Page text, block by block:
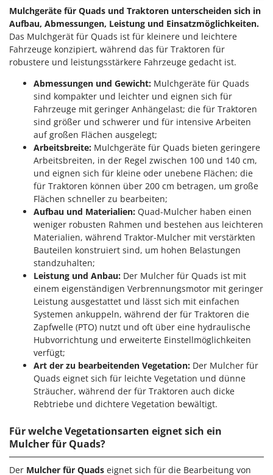
Ribimex
Ripartrak
Ritter
River Systems
Robomow
Rossofuoco
Rover Pompe
Royal Food
Ryobi
S.T.P.
Santos
Sbaraglia
Schnitzer
Seven Italy
Shark
Shindaiwa
Silky
Simatech
Sirman
Skil
Smartwood
Smeg
Snapper
Solidur
Spice Electronics
Mulchgeräte für Quads und Traktoren unterscheiden sich in
Aufbau, Abmessungen, Leistung und Einsatzmöglichkeiten.
Das Mulchgerät für Quads ist für kleinere und leichtere
Fahrzeuge konzipiert, während das für Traktoren für
robustere und leistungsstärkere Fahrzeuge gedacht ist.
Abmessungen und Gewicht: Mulchgeräte für Quads
sind kompakter und leichter und eignen sich für
Fahrzeuge mit geringer Anhängelast; die für Traktoren
sind größer und schwerer und für intensive Arbeiten
auf großen Flächen ausgelegt;
Arbeitsbreite: Mulchgeräte für Quads bieten geringere
Arbeitsbreiten, in der Regel zwischen 100 und 140 cm,
und eignen sich für kleine oder unebene Flächen; die
für Traktoren können über 200 cm betragen, um große
Flächen schneller zu bearbeiten;
Aufbau und Materialien: Quad-Mulcher haben einen
weniger robusten Rahmen und bestehen aus leichteren
Materialien, während Traktor-Mulcher mit verstärkten
Bauteilen konstruiert sind, um hohen Belastungen
standzuhalten;
Leistung und Anbau: Der Mulcher für Quads ist mit
einem eigenständigen Verbrennungsmotor mit geringer
Leistung ausgestattet und lässt sich mit einfachen
Systemen ankuppeln, während der für Traktoren die
Zapfwelle (PTO) nutzt und oft über eine hydraulische
Hubvorrichtung und erweiterte Einstellmöglichkeiten
verfügt;
Art der zu bearbeitenden Vegetation: Der Mulcher für
Quads eignet sich für leichte Vegetation und dünne
Sträucher, während der für Traktoren auch dicke
Rebtriebe und dichtere Vegetation bewältigt.
Für welche Vegetationsarten eignet sich ein
Mulcher für Quads?
Der Mulcher für Quads eignet sich für die Bearbeitung von